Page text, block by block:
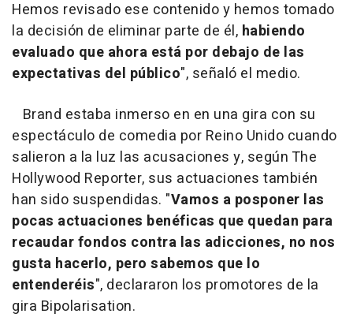
Hemos revisado ese contenido y hemos tomado
la decisión de eliminar parte de él, habiendo
evaluado que ahora está por debajo de las
expectativas del público", señaló el medio.
Brand estaba inmerso en en una gira con su
espectáculo de comedia por Reino Unido cuando
salieron a la luz las acusaciones y, según The
Hollywood Reporter, sus actuaciones también
han sido suspendidas. "Vamos a posponer las
pocas actuaciones benéficas que quedan para
recaudar fondos contra las adicciones, no nos
gusta hacerlo, pero sabemos que lo
entenderéis", declararon los promotores de la
gira Bipolarisation.